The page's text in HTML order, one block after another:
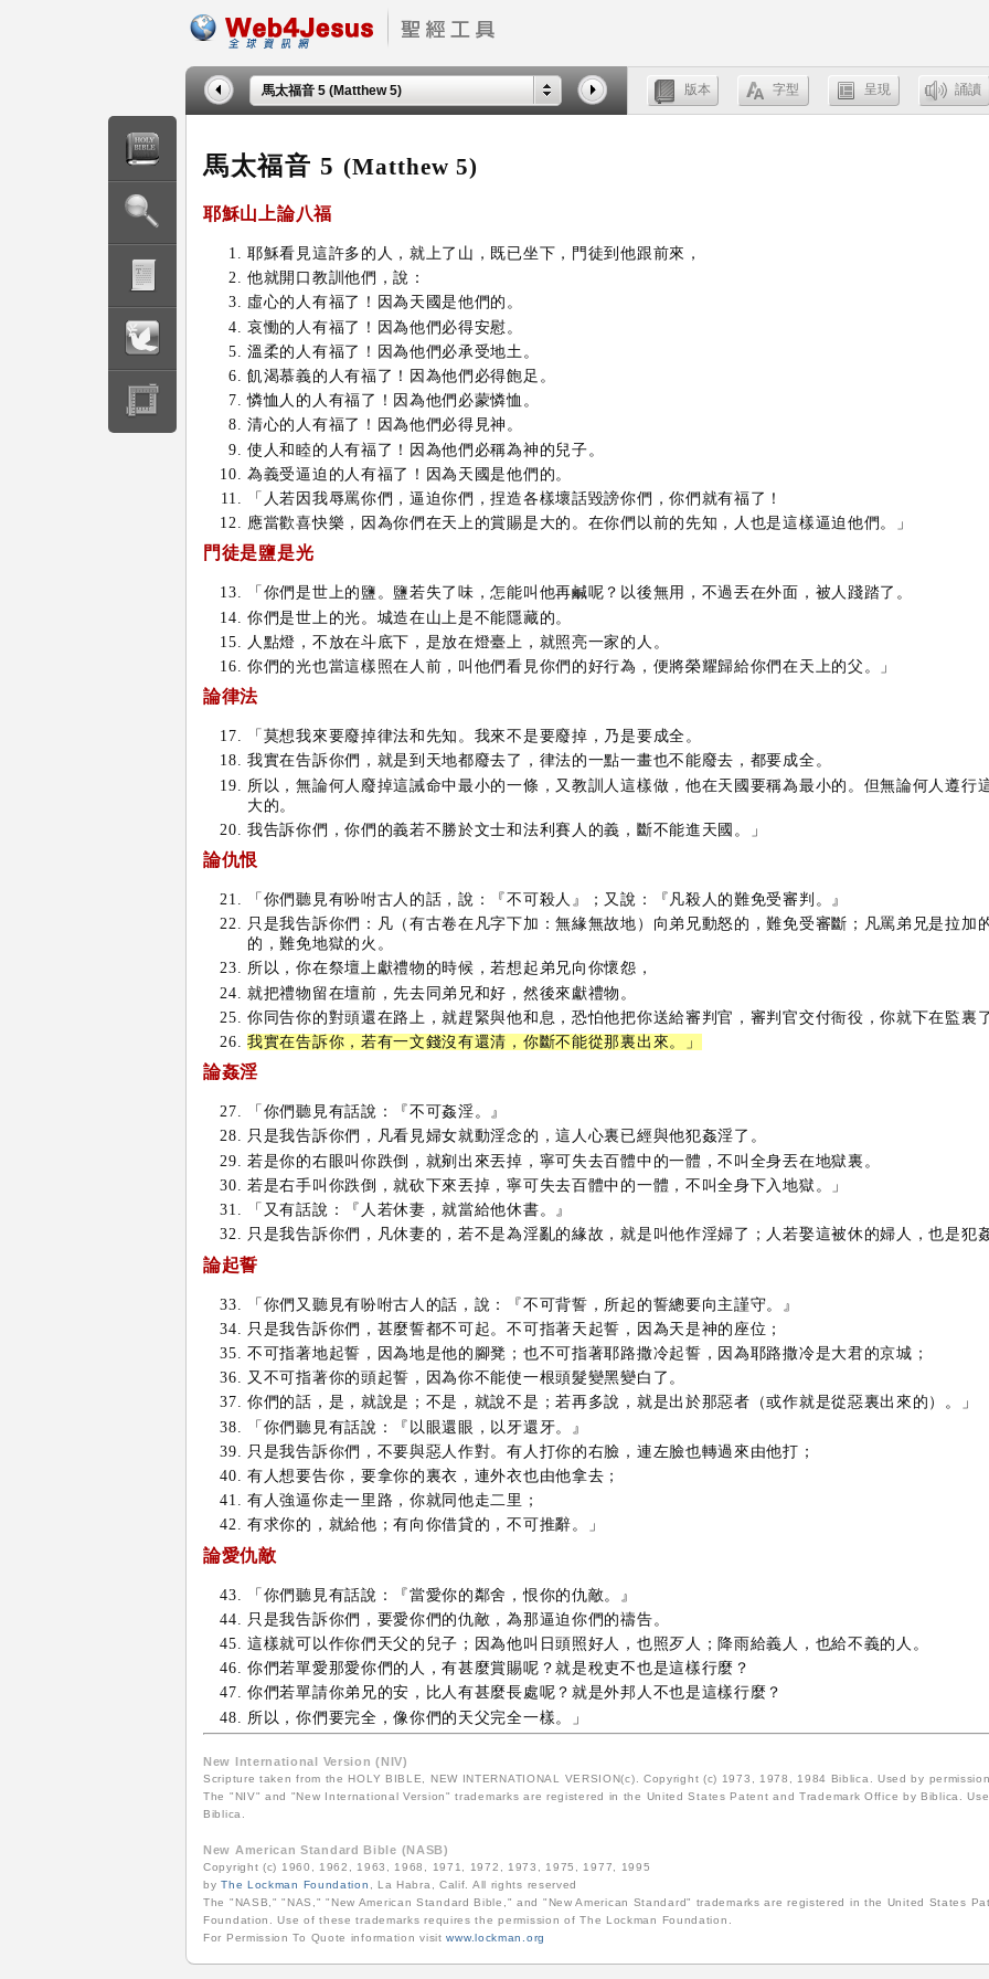
馬太福音 5 (Matthew 5)
馬太福音 5 (Matthew 5)
耶穌山上論八福
耶穌看見這許多的人，就上了山，既已坐下，門徒到他跟前來，
他就開口教訓他們，說：
虛心的人有福了！因為天國是他們的。
哀慟的人有福了！因為他們必得安慰。
溫柔的人有福了！因為他們必承受地土。
飢渴慕義的人有福了！因為他們必得飽足。
憐恤人的人有福了！因為他們必蒙憐恤。
清心的人有福了！因為他們必得見神。
使人和睦的人有福了！因為他們必稱為神的兒子。
為義受逼迫的人有福了！因為天國是他們的。
「人若因我辱罵你們，逼迫你們，捏造各樣壞話毀謗你們，你們就有福了！
應當歡喜快樂，因為你們在天上的賞賜是大的。在你們以前的先知，人也是這樣逼迫他們。」
門徒是鹽是光
「你們是世上的鹽。鹽若失了味，怎能叫他再鹹呢？以後無用，不過丟在外面，被人踐踏了。
你們是世上的光。城造在山上是不能隱藏的。
人點燈，不放在斗底下，是放在燈臺上，就照亮一家的人。
你們的光也當這樣照在人前，叫他們看見你們的好行為，便將榮耀歸給你們在天上的父。」
論律法
「莫想我來要廢掉律法和先知。我來不是要廢掉，乃是要成全。
我實在告訴你們，就是到天地都廢去了，律法的一點一畫也不能廢去，都要成全。
所以，無論何人廢掉這誡命中最小的一條，又教訓人這樣做，他在天國要稱為最小的。但無論何人遵行
大的。
我告訴你們，你們的義若不勝於文士和法利賽人的義，斷不能進天國。」
論仇恨
「你們聽見有吩咐古人的話，說：『不可殺人』；又說：『凡殺人的難免受審判。』
只是我告訴你們：凡（有古卷在凡字下加：無緣無故地）向弟兄動怒的，難免受審斷；凡罵弟兄是拉加
的，難免地獄的火。
所以，你在祭壇上獻禮物的時候，若想起弟兄向你懷怨，
就把禮物留在壇前，先去同弟兄和好，然後來獻禮物。
你同告你的對頭還在路上，就趕緊與他和息，恐怕他把你送給審判官，審判官交付衙役，你就下在監裏了
我實在告訴你，若有一文錢沒有還清，你斷不能從那裏出來。」
論姦淫
「你們聽見有話說：『不可姦淫。』
只是我告訴你們，凡看見婦女就動淫念的，這人心裏已經與他犯姦淫了。
若是你的右眼叫你跌倒，就剜出來丟掉，寧可失去百體中的一體，不叫全身丟在地獄裏。
若是右手叫你跌倒，就砍下來丟掉，寧可失去百體中的一體，不叫全身下入地獄。」
「又有話說：『人若休妻，就當給他休書。』
只是我告訴你們，凡休妻的，若不是為淫亂的緣故，就是叫他作淫婦了；人若娶這被休的婦人，也是犯
論起誓
「你們又聽見有吩咐古人的話，說：『不可背誓，所起的誓總要向主謹守。』
只是我告訴你們，甚麼誓都不可起。不可指著天起誓，因為天是神的座位；
不可指著地起誓，因為地是他的腳凳；也不可指著耶路撒冷起誓，因為耶路撒冷是大君的京城；
又不可指著你的頭起誓，因為你不能使一根頭髮變黑變白了。
你們的話，是，就說是；不是，就說不是；若再多說，就是出於那惡者（或作就是從惡裏出來的）。」
「你們聽見有話說：『以眼還眼，以牙還牙。』
只是我告訴你們，不要與惡人作對。有人打你的右臉，連左臉也轉過來由他打；
有人想要告你，要拿你的裏衣，連外衣也由他拿去；
有人強逼你走一里路，你就同他走二里；
有求你的，就給他；有向你借貸的，不可推辭。」
論愛仇敵
「你們聽見有話說：『當愛你的鄰舍，恨你的仇敵。』
只是我告訴你們，要愛你們的仇敵，為那逼迫你們的禱告。
這樣就可以作你們天父的兒子；因為他叫日頭照好人，也照歹人；降雨給義人，也給不義的人。
你們若單愛那愛你們的人，有甚麼賞賜呢？就是稅吏不也是這樣行麼？
你們若單請你弟兄的安，比人有甚麼長處呢？就是外邦人不也是這樣行麼？
所以，你們要完全，像你們的天父完全一樣。」
New International Version (NIV)
Scripture taken from the HOLY BIBLE, NEW INTERNATIONAL VERSION(c). Copyright (c) 1973, 1978, 1984 Biblica. Used by
The "NIV" and "New International Version" trademarks are registered in the United States Patent and Trademark Office by Biblica.
Biblica.
New American Standard Bible (NASB)
Copyright (c) 1960, 1962, 1963, 1968, 1971, 1972, 1973, 1975, 1977, 1995
byThe Lockman Foundation
, La Habra, Calif. All rights reserved
The "NASB," "NAS," "New American Standard Bible," and "New American Standard" trademarks are registered in the United States
Foundation. Use of these trademarks requires the permission of The Lockman Foundation.
For Permission To Quote information visitwww.lockman.org